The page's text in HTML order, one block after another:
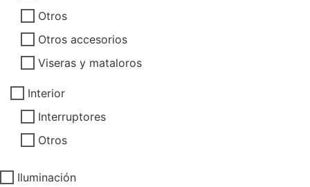
Otros
Otros accesorios
Viseras y mataloros
Interior
Interruptores
Otros
Iluminación